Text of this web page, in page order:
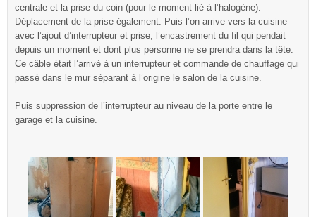
centrale et la prise du coin (pour le moment lié à l’halogène).
Déplacement de la prise également. Puis l’on arrive vers la cuisine
avec l’ajout d’interrupteur et prise, l’encastrement du fil qui pendait
depuis un moment et dont plus personne ne se prendra dans la tête.
Ce câble était l’arrivé à un interrupteur et commande de chauffage qui
passé dans le mur séparant à l’origine le salon de la cuisine.
Puis suppression de l’interrupteur au niveau de la porte entre le
garage et la cuisine.